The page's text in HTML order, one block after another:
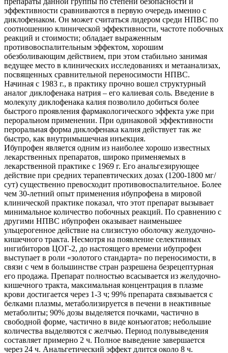
эффективности сравниваются в первую очередь именно с
диклофенаком. Он может считаться лидером среди НПВС по
соотношению клинической эффективности, частоте побочных
реакций и стоимости; обладает выраженным
противовоспалительным эффектом, хорошим
обезболивающим действием, при этом стабильно занимая
ведущее место в клинических исследованиях и метаанализах,
посвященных сравнительной переносимости НПВС.
Начиная с 1983 г., в практику прочно вошел структурный
аналог диклофенака натрия – его калиевая соль. Введение в
молекулу диклофенака калия позволило добиться более
быстрого проявления фармакологического эффекта уже при
пероральном применении. При одинаковой эффективности
пероральная форма диклофенака калия действует так же
быстро, как внутримышечная инъекция.
Ибупрофен является одним из наиболее хорошо известных
лекарственных препаратов, широко применяемых в
лекарственной практике с 1969 г. Его анальгезирующее
действие при средних терапевтических дозах (1200-1800 мг/
сут) существенно превосходит противовоспалительное. Более
чем 30-летний опыт применения ибупрофена в мировой
клинической практике показал, что этот препарат вызывает
минимальное количество побочных реакций. По сравнению с
другими НПВС ибупрофен оказывает наименьшее
ульцерогенное действие на слизистую оболочку желудочно-
кишечного тракта. Несмотря на появление селективных
ингибиторов ЦОГ-2, до настоящего времени ибупрофен
выступает в роли «золотого стандарта» по переносимости, в
связи с чем в большинстве стран разрешена безрецептурная
его продажа. Препарат полностью всасывается из желудочно-
кишечного тракта, максимальная концентрация в плазме
крови достигается через 1-3 ч; 99% препарата связывается с
белками плазмы, метаболизируется в печени в неактивные
метаболиты; 90% дозы выделяется почками, частично в
свободной форме, частично в виде конъюгатов; небольшие
количества выделяются с желчью. Период полувыведения
составляет примерно 2 ч. Полное выведение завершается
через 24 ч. Анальгетический эффект длится около 8 ч.